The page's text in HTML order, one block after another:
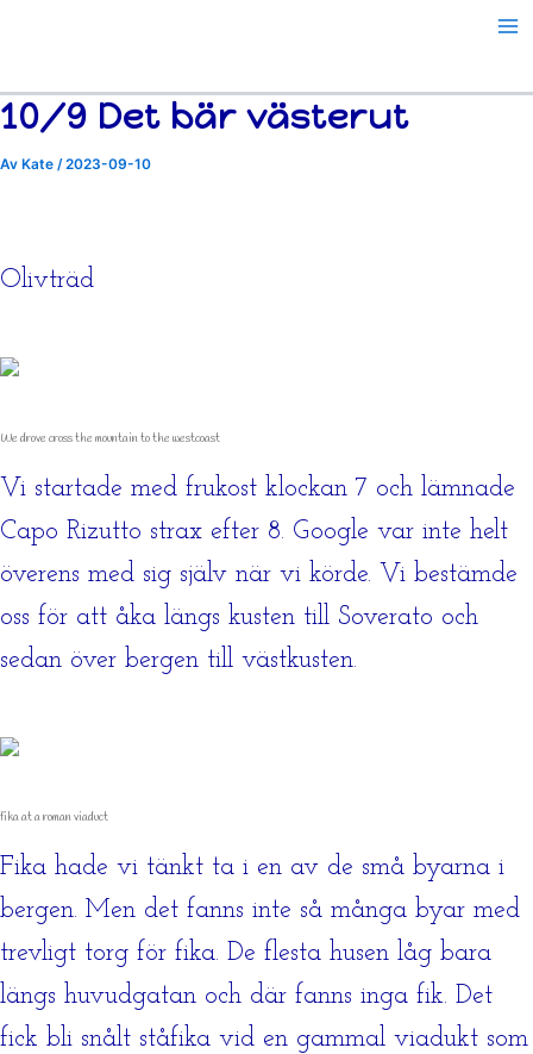
10/9 Det bär västerut
Av Kate /2023-09-10
Olivträd
We drove cross the mountain to the westcoast
Vi startade med frukost klockan 7 och lämnade
Capo Rizutto strax efter 8. Google var inte helt
överens med sig själv när vi körde. Vi bestämde
oss för att åka längs kusten till Soverato och
sedan över bergen till västkusten.
fika at a roman viaduct
Fika hade vi tänkt ta i en av de små byarna i
bergen. Men det fanns inte så många byar med
trevligt torg för fika. De flesta husen låg bara
längs huvudgatan och där fanns inga fik. Det
fick bli snålt ståfika vid en gammal viadukt som